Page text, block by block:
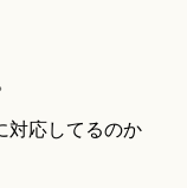
対応してるのか